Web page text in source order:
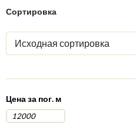
Сортировка
Исходная сортировка
Цена за пог. м